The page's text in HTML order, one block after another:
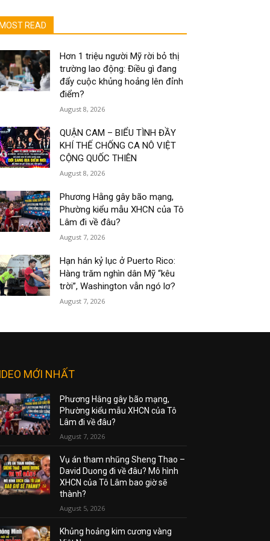
MOST READ
Hơn 1 triệu người Mỹ rời bỏ thị
trường lao động: Điều gì đang
đẩy cuộc khủng hoảng lên đỉnh
điểm?
August 8, 2026
QUẬN CAM – BIỂU TÌNH ĐẦY
KHÍ THẾ CHỐNG CA NÔ VIỆT
CỘNG QUỐC THIÊN
August 8, 2026
Phương Hằng gây bão mạng,
Phường kiểu mẫu XHCN của Tô
Lâm đi về đâu?
August 7, 2026
Hạn hán kỷ lục ở Puerto Rico:
Hàng trăm nghìn dân Mỹ “kêu
trời”, Washington vẫn ngó lơ?
August 7, 2026
MỚI NHẤT
Phương Hằng gây bão mạng,
Phường kiểu mẫu XHCN của Tô
Lâm đi về đâu?
August 7, 2026
Vụ án tham nhũng Sheng Thao –
David Duong đi về đâu? Mô hình
XHCN của Tô Lâm bao giờ sẽ
thành?
August 5, 2026
Khủng hoảng kim cương vàng